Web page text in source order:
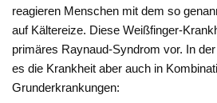
reagieren Menschen mit dem so
auf Kältereize. Diese Weißfinger-
primäres Raynaud-Syndrom vor. In
es die Krankheit aber auch in
Grunderkrankungen: